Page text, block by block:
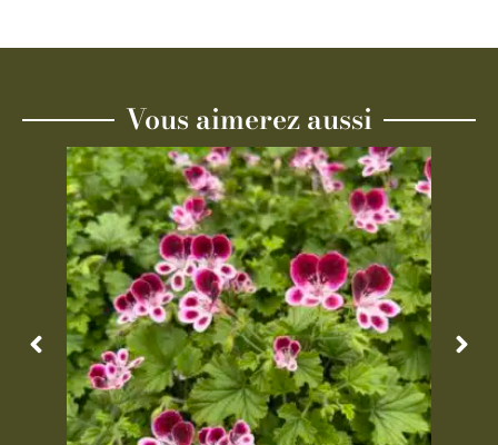
Vous aimerez aussi